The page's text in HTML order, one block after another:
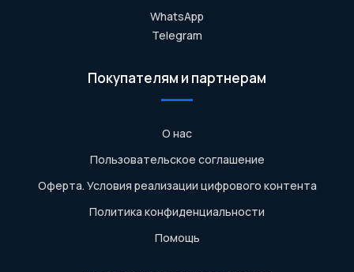
WhatsApp
Telegram
Покупателям и партнерам
О нас
Пользовательское соглашение
Оферта. Условия реализации цифрового контента
Политика конфиденциальности
Помощь